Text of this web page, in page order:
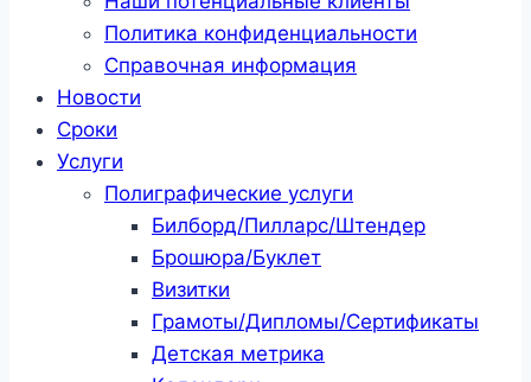
Политика конфиденциальности
Справочная информация
Новости
Сроки
Услуги
Полиграфические услуги
Билборд/Пилларс/Штендер
Брошюра/Буклет
Визитки
Грамоты/Дипломы/Сертификаты
Детская метрика